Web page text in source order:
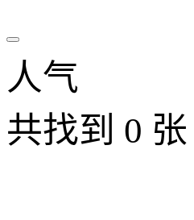
人气
共找到 0 张